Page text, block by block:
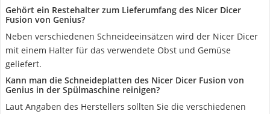
Gehört ein Restehalter zum Lieferumfang des Nicer Dicer
Fusion von Genius?
Neben verschiedenen Schneideeinsätzen wird der Nicer Dicer
mit einem Halter für das verwendete Obst und Gemüse
geliefert.
Kann man die Schneideplatten des Nicer Dicer Fusion von
Genius in der Spülmaschine reinigen?
Laut Angaben des Herstellers sollten Sie die verschiedenen